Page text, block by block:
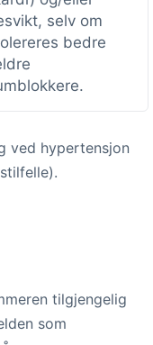
selv om
bedre
ved hypertensjon
tilgjengelig
som